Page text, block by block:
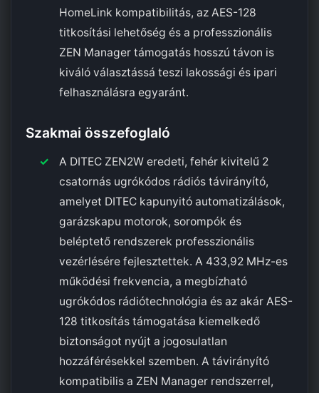
HomeLink kompatibilitás, az AES-128
titkosítási lehetőség és a professzionális
ZEN Manager támogatás hosszú távon is
kiváló választássá teszi lakossági és ipari
felhasználásra egyaránt.
Szakmai összefoglaló
A DITEC ZEN2W eredeti, fehér kivitelű 2
csatornás ugrókódos rádiós távirányító,
amelyet DITEC kapunyitó automatizálások,
garázskapu motorok, sorompók és
beléptető rendszerek professzionális
vezérlésére fejlesztettek. A 433,92 MHz-es
működési frekvencia, a megbízható
ugrókódos rádiótechnológia és az akár AES-
128 titkosítás támogatása kiemelkedő
biztonságot nyújt a jogosulatlan
hozzáférésekkel szemben. A távirányító
kompatibilis a ZEN Manager rendszerrel,